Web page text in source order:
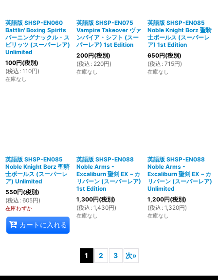
英語版 SHSP-EN060
Battlin' Boxing Spirits
バーニングナックル・ス
ピリッツ (スーパーレア)
Unlimited
100円(税別)
(税込 : 110円)
在庫なし
英語版 SHSP-EN075
Vampire Takeover ヴァ
ンパイア・シフト (スー
パーレア) 1st Edition
200円(税別)
(税込 : 220円)
在庫なし
英語版 SHSP-EN085
Noble Knight Borz 聖騎
士ボールス (スーパーレ
ア) 1st Edition
650円(税別)
(税込 : 715円)
在庫なし
英語版 SHSP-EN085
Noble Knight Borz 聖騎
士ボールス (スーパーレ
ア) Unlimited
550円(税別)
(税込 : 605円)
在庫わずか
カートに入れる
英語版 SHSP-EN088
Noble Arms -
Excaliburn 聖剣 EX－カ
リバーン (スーパーレア)
1st Edition
1,300円(税別)
(税込 : 1,430円)
在庫なし
英語版 SHSP-EN088
Noble Arms -
Excaliburn 聖剣 EX－カ
リバーン (スーパーレア)
Unlimited
1,200円(税別)
(税込 : 1,320円)
在庫なし
1 2 3 次»